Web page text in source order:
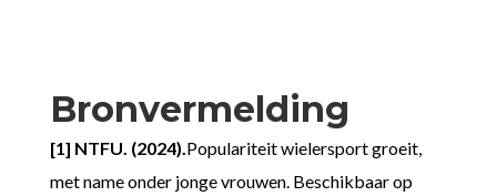
Bronvermelding
[1] NTFU. (2024). Populariteit wielersport groeit,
met name onder jonge vrouwen. Beschikbaar op